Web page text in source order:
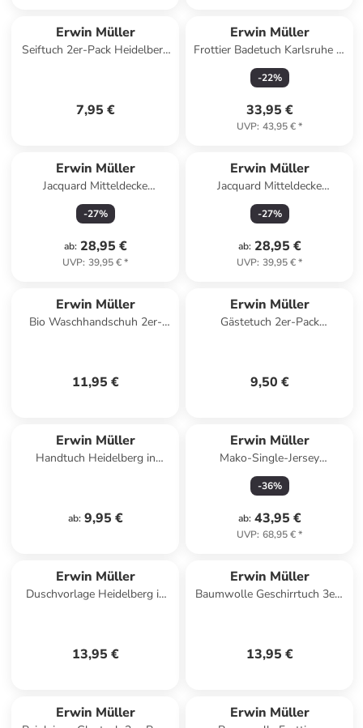
Erwin Müller
Seiftuch 2er-Pack Heidelberg
7,95 €
Erwin Müller
Frottier Badetuch Karlsruhe in
hellgrau
-22%
33,95 €
UVP: 43,95 €*
Erwin Müller
Jacquard Mitteldecke
Düsseldorf in burgund
-27%
ab: 28,95 €
UVP: 39,95 €*
Erwin Müller
Jacquard Mitteldecke
Düsseldorf in terra
-27%
ab: 28,95 €
UVP: 39,95 €*
Erwin Müller
Bio Waschhandschuh 2er-
11,95 €
Erwin Müller
Gästetuch 2er-Pack
9,50 €
Erwin Müller
Handtuch Heidelberg in
ab: 9,95 €
Erwin Müller
Mako-Single-Jersey
Bettwäsche in ocker-gelb
-36%
ab: 43,95 €
UVP: 68,95 €*
Erwin Müller
Duschvorlage Heidelberg in
13,95 €
Erwin Müller
Baumwolle Geschirrtuch 3er-
13,95 €
Erwin Müller Erwin Müller